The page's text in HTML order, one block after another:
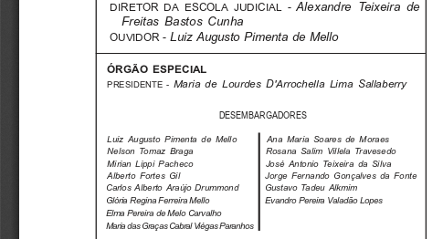
DIRETOR DA ESCOLA JUDICIAL - Alexandre  Teixeira  de
Freitas  Bastos  Cunha
OUVIDOR - Luiz  Augusto  Pimenta  de  Mello
ÓRGÃO ESPECIAL
PRESIDENTE - Maria  de  Lourdes  D'Arrochella  Lima  Sallaberry
DESEMBARGADORES
Luiz  Augusto  Pimenta  de  Mello
Ana  Maria  Soares  de  Moraes
Nelson  Tomaz  Braga
Rosana  Salim  Villela  Travesedo
Mirian  Lippi  Pacheco
José  Antonio  Teixeira  da  Silva
Alberto  Fortes  Gil
Jorge  Fernando  Gonçalves  da  Fonte
Carlos  Alberto  Araújo  Drummond
Gustavo  Tadeu  Alkmim
Glória Regina Ferreira Mello
Evandro Pereira Valadão Lopes
Elma Pereira de Melo Carvalho
Maria das Graças Cabral Viégas Paranhos